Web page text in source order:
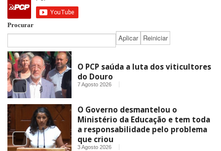
Procurar
O PCP saúda a luta dos viticultores
do Douro
7 Agosto 2026
O Governo desmantelou o
Ministério da Educação e tem toda
a responsabilidade pelo problema
que criou
3 Agosto 2026